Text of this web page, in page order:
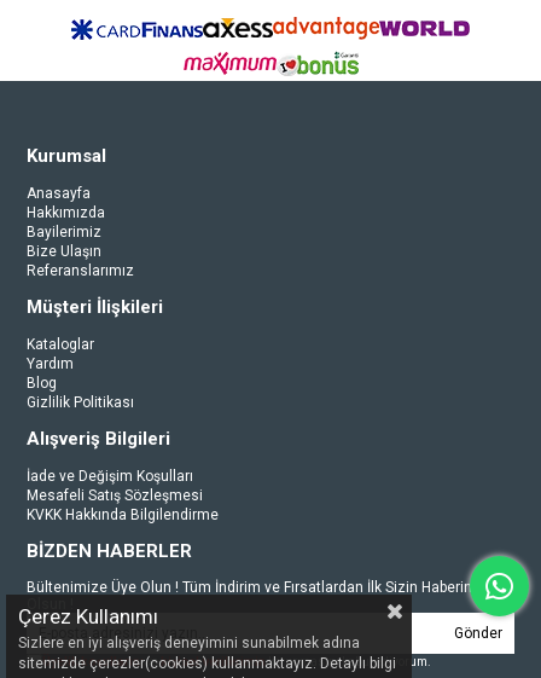
Kurumsal
Anasayfa
Hakkımızda
Bayilerimiz
Bize Ulaşın
Referanslarımız
Müşteri İlişkileri
Kataloglar
Yardım
Blog
Gizlilik Politikası
Alışveriş Bilgileri
İade ve Değişim Koşulları
Mesafeli Satış Sözleşmesi
KVKK Hakkında Bilgilendirme
BİZDEN HABERLER
Bültenimize Üye Olun ! Tüm İndirim ve Fırsatlardan İlk Sizin Haberiniz
Gönder
Üyelik koşullarınıvekişisel verileriminkorunmasını kabul ediyorum.
Çerez Kullanımı
Sizlere en iyi alışveriş deneyimini sunabilmek adına
sitemizde çerezler(cookies) kullanmaktayız. Detaylı bilgi